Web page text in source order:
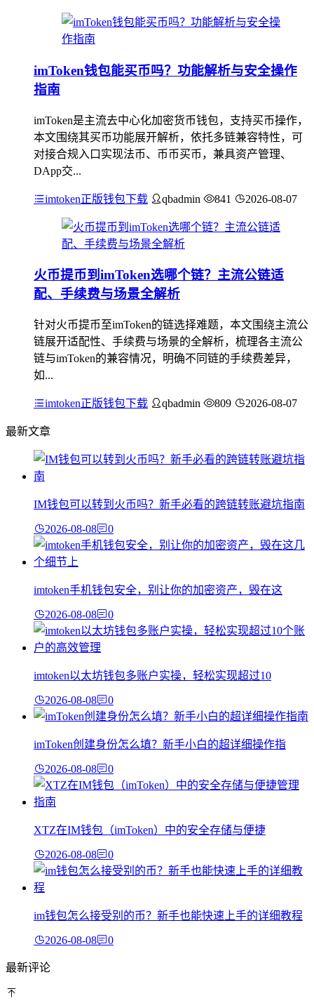
imToken钱包能买币吗？功能解析与安全操作
指南
imToken是主流去中心化加密货币钱包，支持买币操作，
本文围绕其买币功能展开解析，依托多链兼容特性，可
对接合规入口实现法币、币币买币，兼具资产管理、
DApp交...
imtoken正版钱包下载 qbadmin 841 2026-08-07
火币提币到imToken选哪个链？主流公链适
配、手续费与场景全解析
针对火币提币至imToken的链选择难题，本文围绕主流公
链展开适配性、手续费与场景的全解析，梳理各主流公
链与imToken的兼容情况，明确不同链的手续费差异，
如...
imtoken正版钱包下载 qbadmin 809 2026-08-07
最新文章
IM钱包可以转到火币吗？新手必看的跨链转账避坑指南
2026-08-08 0
imtoken手机钱包安全，别让你的加密资产，毁在这
2026-08-08 0
imtoken以太坊钱包多账户实操，轻松实现超过10
2026-08-08 0
imToken创建身份怎么填？新手小白的超详细操作指
2026-08-08 0
XTZ在IM钱包（imToken）中的安全存储与便捷
2026-08-08 0
im钱包怎么接受别的币？新手也能快速上手的详细教程
2026-08-08 0
最新评论